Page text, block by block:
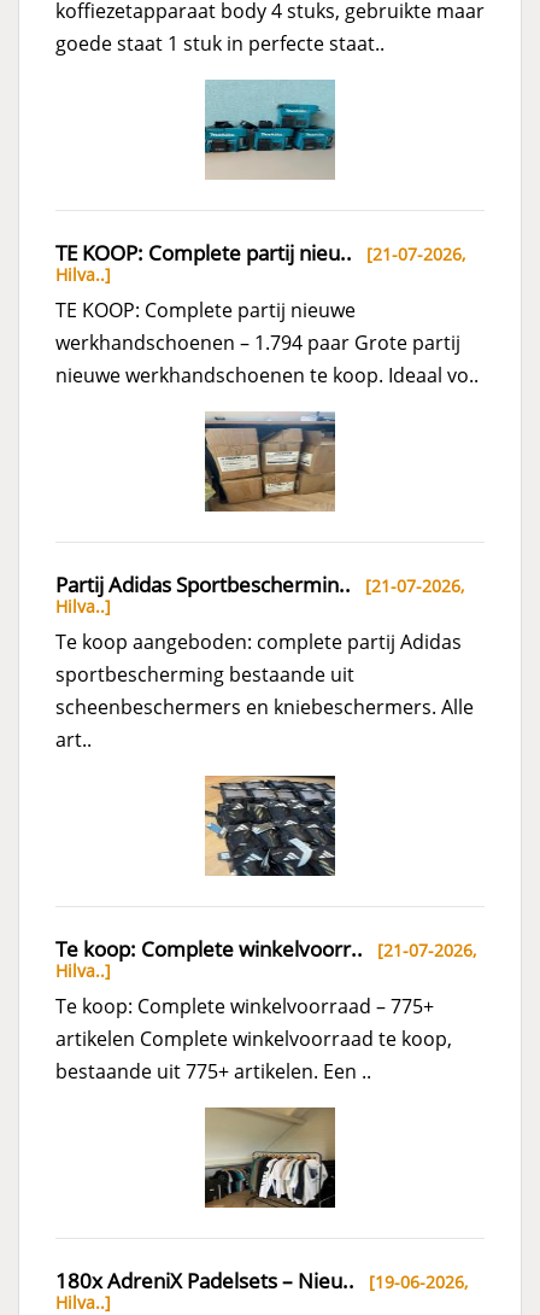
koffiezetapparaat body 4 stuks, gebruikte maar
goede staat 1 stuk in perfecte staat..
TE KOOP: Complete partij nieu.. [21-07-2026,
Hilva..]
TE KOOP: Complete partij nieuwe
werkhandschoenen – 1.794 paar Grote partij
nieuwe werkhandschoenen te koop. Ideaal vo..
Partij Adidas Sportbeschermin.. [21-07-2026,
Hilva..]
Te koop aangeboden: complete partij Adidas
sportbescherming bestaande uit
scheenbeschermers en kniebeschermers. Alle
art..
Te koop: Complete winkelvoorr.. [21-07-2026,
Hilva..]
Te koop: Complete winkelvoorraad – 775+
artikelen Complete winkelvoorraad te koop,
bestaande uit 775+ artikelen. Een ..
180x AdreniX Padelsets – Nieu.. [19-06-2026,
Hilva..]